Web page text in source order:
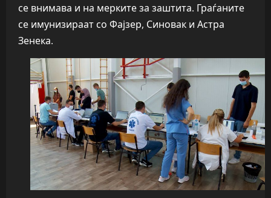
се внимава и на мерките за заштита. Граѓаните
се имунизираат со Фајзер, Синовак и Астра
Зенека.